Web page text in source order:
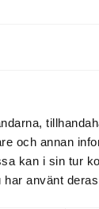
och annan
kan i sin tur
använt